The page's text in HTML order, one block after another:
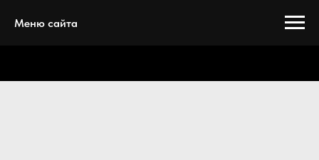
Меню сайта